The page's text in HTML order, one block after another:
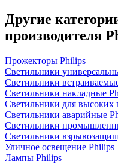
Другие
производителя
Прожекторы Philips
Светильники
Светильники
Светильники накладные
Светильники для высоких
Светильники аварийные
Светильники
Светильники
Уличное освещение Philips
Лампы Philips